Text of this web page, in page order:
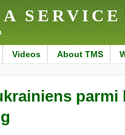
SERVICE
Videos About TMS
parmi